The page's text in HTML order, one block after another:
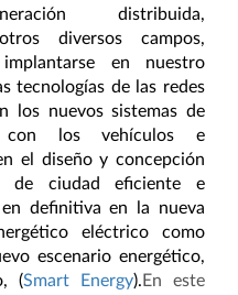
distribuida,
diversos campos,
en nuestro
tecnologías de las redes
los nuevos sistemas de
con los vehículos e
el diseño y concepción
de ciudad eficiente e
definitiva en la nueva
eléctrico como
escenario energético,
(Smart Energy). En este